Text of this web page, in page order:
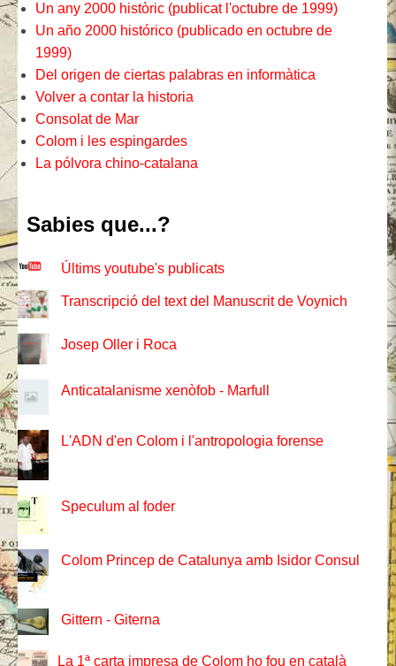
Un any 2000 històric (publicat l'octubre de 1999)
Un año 2000 histórico (publicado en octubre de
1999)
Del origen de ciertas palabras en informàtica
Volver a contar la historia
Consolat de Mar
Colom i les espingardes
La pólvora chino-catalana
Sabies que...?
Últims youtube's publicats
Transcripció del text del Manuscrit de Voynich
Josep Oller i Roca
Anticatalanisme xenòfob - Marfull
L'ADN d'en Colom i l'antropologia forense
Speculum al foder
Colom Princep de Catalunya amb Isidor Consul
Gittern - Giterna
La 1ª carta impresa de Colom ho fou en català